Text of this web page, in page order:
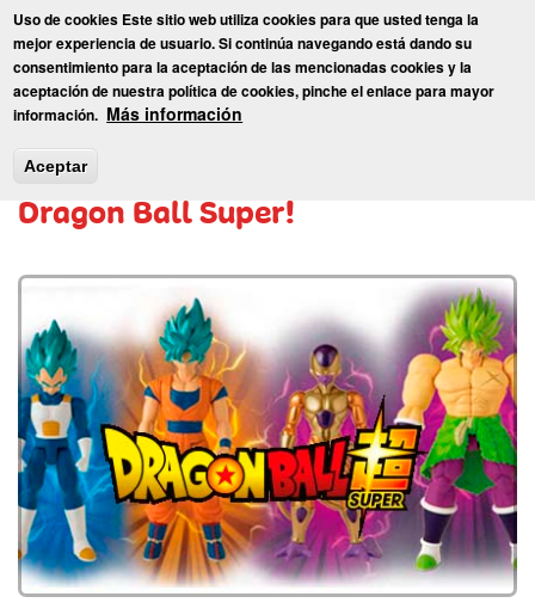
Uso de cookies Este sitio web utiliza cookies para que usted tenga la
mejor experiencia de usuario. Si continúa navegando está dando su
consentimiento para la aceptación de las mencionadas cookies y la
aceptación de nuestra política de cookies, pinche el enlace para mayor
información. Más información
Aceptar
Pasar
contenido
principal
Inicio »Blog» ¡Nuevas figuras Limit Breakers de Dragon Ball
Super!
¡Nuevas figuras Limit Breakers de
Dragon Ball Super!